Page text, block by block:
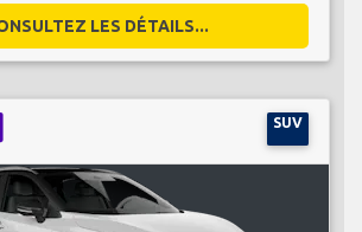
LES DÉTAILS...
SUV